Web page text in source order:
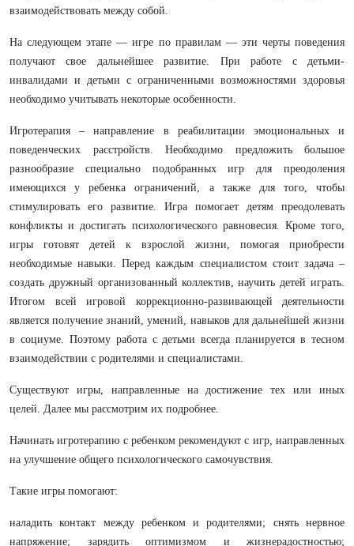
взаимодействовать между собой.
На следующем этапе — игре по правилам — эти черты поведения
получают свое дальнейшее развитие. При работе с детьми-
инвалидами и детьми с ограниченными возможностями здоровья
необходимо учитывать некоторые особенности.
Игротерапия – направление в реабилитации эмоциональных и
поведенческих расстройств. Необходимо предложить большое
разнообразие специально подобранных игр для преодоления
имеющихся у ребенка ограничений, а также для того, чтобы
стимулировать его развитие. Игра помогает детям преодолевать
конфликты и достигать психологического равновесия. Кроме того,
игры готовят детей к взрослой жизни, помогая приобрести
необходимые навыки. Перед каждым специалистом стоит задача –
создать дружный организованный коллектив, научить детей играть.
Итогом всей игровой коррекционно-развивающей деятельности
является получение знаний, умений, навыков для дальнейшей жизни
в социуме. Поэтому работа с детьми всегда планируется в тесном
взаимодействии с родителями и специалистами.
Существуют игры, направленные на достижение тех или иных
целей. Далее мы рассмотрим их подробнее.
Начинать игротерапию с ребенком рекомендуют с игр, направленных
на улучшение общего психологического самочувствия.
Такие игры помогают:
наладить контакт между ребенком и родителями; снять нервное
напряжение; зарядить оптимизмом и жизнерадостностью;